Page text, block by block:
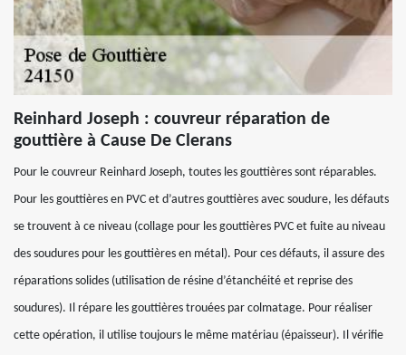
Reinhard Joseph : couvreur réparation de
gouttière à Cause De Clerans
Pour le couvreur Reinhard Joseph, toutes les gouttières sont réparables.
Pour les gouttières en PVC et d’autres gouttières avec soudure, les défauts
se trouvent à ce niveau (collage pour les gouttières PVC et fuite au niveau
des soudures pour les gouttières en métal). Pour ces défauts, il assure des
réparations solides (utilisation de résine d’étanchéité et reprise des
soudures). Il répare les gouttières trouées par colmatage. Pour réaliser
cette opération, il utilise toujours le même matériau (épaisseur). Il vérifie